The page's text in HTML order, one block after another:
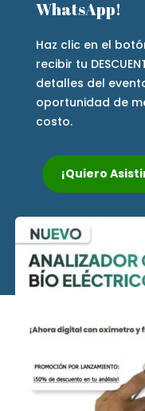
WhatsApp!
Haz clic en el
recibir tu
detalles del
oportunidad de
costo.
¡Quiero